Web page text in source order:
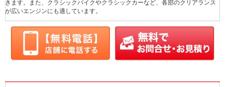
きます。また、クラシックバイクやクラシックカーなど、各部のクリアランス
が広いエンジンにも適しています。